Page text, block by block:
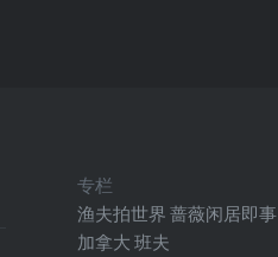
专栏
渔夫拍世界蔷薇闲居即事
加拿大 班夫